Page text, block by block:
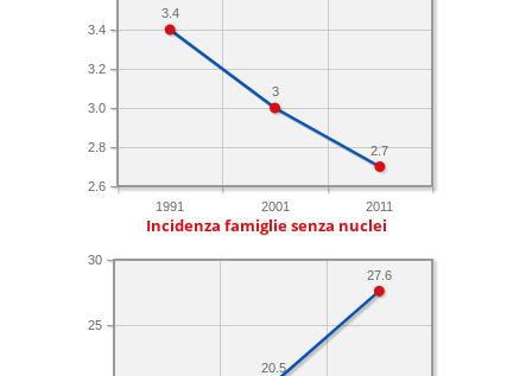
1991 2001 2011
2.6
2.8
3.0
3.2
3.4
2.7
3
3.4
Incidenza famiglie senza nuclei
25
30
27.6
20.5